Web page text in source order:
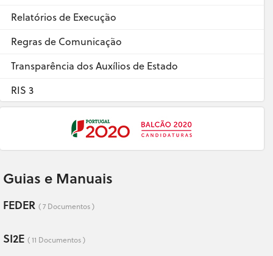
Relatórios de Execução
Regras de Comunicação
Transparência dos Auxílios de Estado
RIS 3
Guias e Manuais
FEDER ( 7 Documentos )
SI2E ( 11 Documentos )